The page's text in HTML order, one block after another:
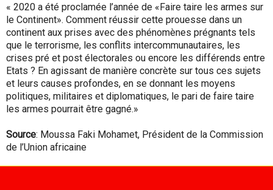
« 2020 a été proclamée l’année de «Faire taire les armes sur
le Continent». Comment réussir cette prouesse dans un
continent aux prises avec des phénomènes prégnants tels
que le terrorisme, les conflits intercommunautaires, les
crises pré et post électorales ou encore les différends entre
Etats ? En agissant de manière concrète sur tous ces sujets
et leurs causes profondes, en se donnant les moyens
politiques, militaires et diplomatiques, le pari de faire taire
les armes pourrait être gagné.»
Source: Moussa Faki Mohamet, Président de la Commission
de l’Union africaine